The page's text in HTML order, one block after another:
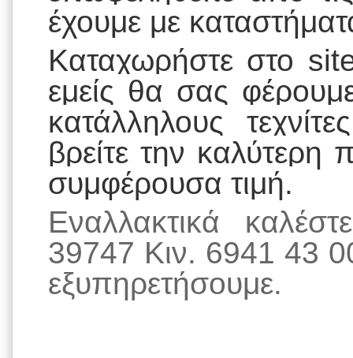
έχουμε με
Καταχωρήστε στο
εμείς θα σας
κατάλληλους
βρείτε την καλύτερη
συμφέρουσα τιμή.
Εναλλακτικά
39747 Κιν. 6941 43
εξυπηρετήσουμε.